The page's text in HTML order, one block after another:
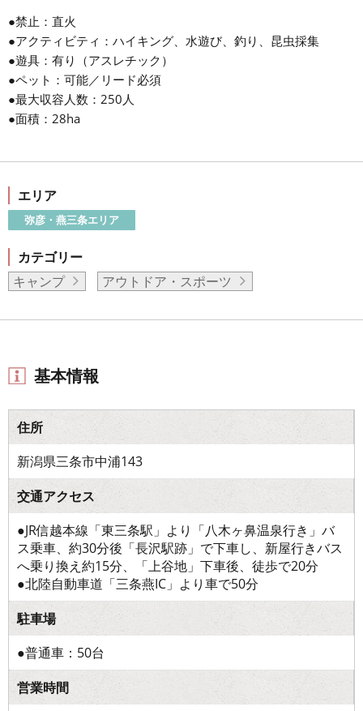
●禁止：直火
●アクティビティ：ハイキング、水遊び、釣り、昆虫採集
●遊具：有り（アスレチック）
●ペット：可能／リード必須
●最大収容人数：250人
●面積：28ha
エリア
弥彦・燕三条エリア
カテゴリー
キャンプ
アウトドア・スポーツ
基本情報
住所
新潟県三条市中浦143
交通アクセス
●JR信越本線「東三条駅」より「八木ヶ鼻温泉行き」バ
ス乗車、約30分後「長沢駅跡」で下車し、新屋行きバス
へ乗り換え約15分、「上谷地」下車後、徒歩で20分
●北陸自動車道「三条燕IC」より車で50分
駐車場
●普通車：50台
営業時間